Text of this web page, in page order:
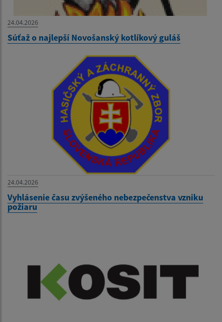
24.04.2026
Súťaž o najlepší Novošanský kotlíkový guláš
24.04.2026
Vyhlásenie času zvýšeného nebezpečenstva vzniku
požiaru